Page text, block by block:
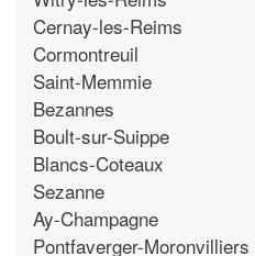
Cernay-les-Reims
Cormontreuil
Saint-Memmie
Bezannes
Boult-sur-Suippe
Blancs-Coteaux
Sezanne
Ay-Champagne
Pontfaverger-Moronvilliers